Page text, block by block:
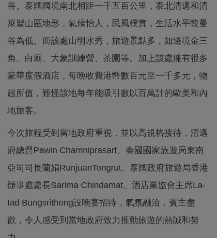
谷。泰國國境南北相距一千五百公里，泰北清邁和清
萊屬山區地形，氣候怡人，民風樸實，生活水平較曼
谷為低。而該處山明水秀，旅遊景點多，如邊境金三
角、白廟、大象訓練營、茶園等。加上該處擁有很多
豪華度假酒店，每晚收費港幣數百元至一千多元，物
超所值，難怪該地每年能吸引數以百萬計的歐美和內
地旅客。
今次旅程受到當地政府重視，並以高規格接待，清邁
府總督Pawin Chamniprasart、泰國國家旅遊局東南
亞司司長蘭娟RunjuanTongrut、泰國政府旅遊局香港
辦事處處長Sarima Chindamat、酒店業協會主席La-
Iad Bungsrithong設晚宴招待，氣氛融洽，賓主盡
歡，令人感受到當地政府致力推動旅遊的熱誠和努